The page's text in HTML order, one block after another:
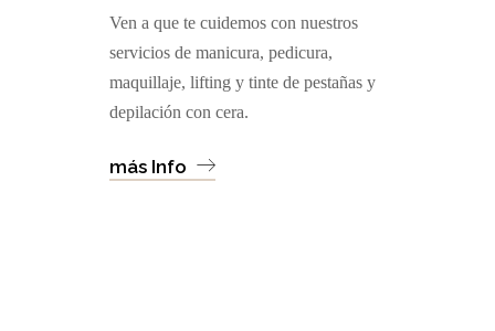
Ven a que te cuidemos con nuestros
servicios de manicura, pedicura,
maquillaje, lifting y tinte de pestañas y
depilación con cera.
más Info